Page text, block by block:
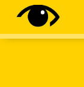
Diese
Tracking-